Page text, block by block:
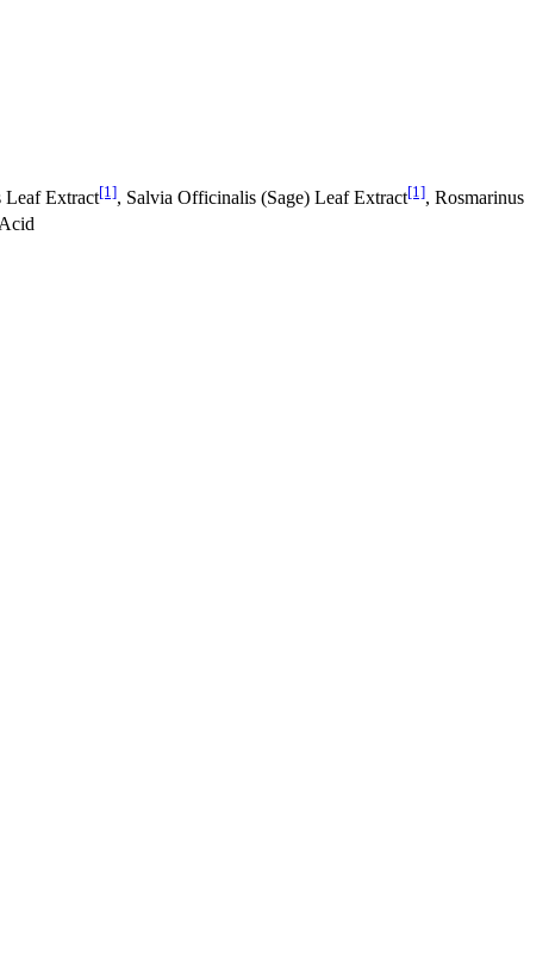
Leaf Extract[1], Salvia Officinalis (Sage) Leaf Extract[1], Rosmarinus